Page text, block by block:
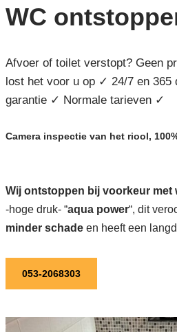
WC
Afvoer of toilet verstopt? Geen
lost het voor u op ✓ 24/7 en 365
garantie ✓ Normale tarieven ✓
Camera inspectie van het riool,
Wij ontstoppen bij voorkeur met
-hoge druk- “aqua power“, dit
minder schadeen heeft een
053-2068303